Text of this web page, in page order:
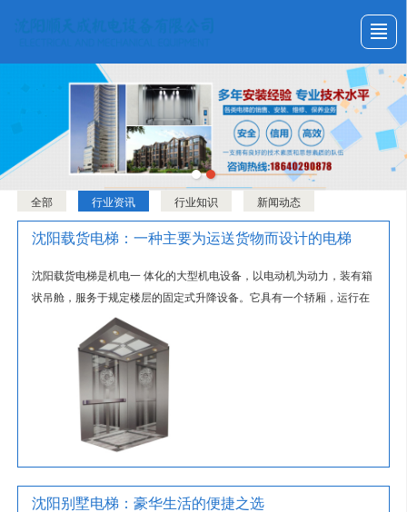
关于我们 产品展示 新闻动态 首页
全部 行业资讯 行业知识 新闻动态
沈阳载货电梯：一种主要为运送货物而设计的电梯
沈阳载货电梯是机电一 体化的大型机电设备，以电动机为动力，装有箱
状吊舱，服务于规定楼层的固定式升降设备。它具有一个轿厢，运行在
至少两列垂直的刚性导轨之间。...
沈阳别墅电梯：豪华生活的便捷之选